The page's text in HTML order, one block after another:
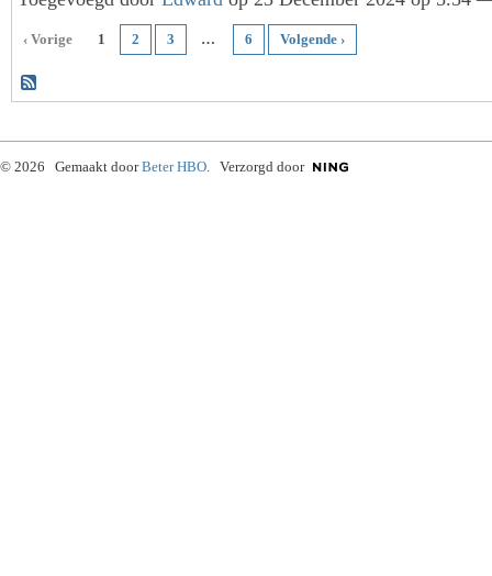
‹ Vorige 1 2 3 … 6 Volgende ›
© 2026 Gemaakt doorBeter HBO. Verzorgd door